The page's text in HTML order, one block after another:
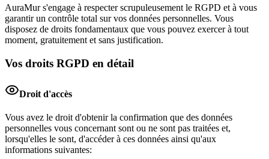
AuraMur s'engage à respecter scrupuleusement le RGPD et à vous
garantir un contrôle total sur vos données personnelles. Vous
disposez de droits fondamentaux que vous pouvez exercer à tout
moment, gratuitement et sans justification.
Vos droits RGPD en détail
Droit d'accès
Vous avez le droit d'obtenir la confirmation que des données
personnelles vous concernant sont ou ne sont pas traitées et,
lorsqu'elles le sont, d'accéder à ces données ainsi qu'aux
informations suivantes: